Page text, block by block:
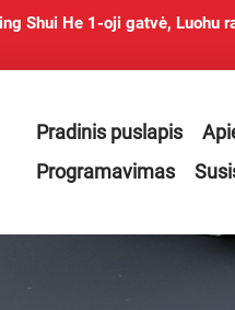
Shui He 1-oji gatvė, Luohu
Pradinis puslapis
Programavimas